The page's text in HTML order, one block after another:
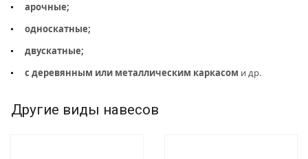
арочные;
односкатные;
двускатные;
с деревянным или металлическим каркасом и др.
Другие виды навесов